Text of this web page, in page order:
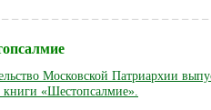
Московской Патриархии
«Шестопсалмие».